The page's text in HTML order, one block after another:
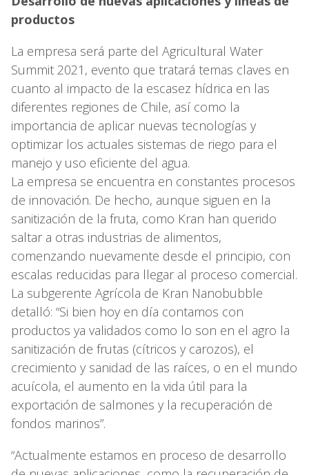
productos
La empresa será parte del Agricultural Water
Summit 2021, evento que tratará temas claves en
cuanto al impacto de la escasez hídrica en las
diferentes regiones de Chile, así como la
importancia de aplicar nuevas tecnologías y
optimizar los actuales sistemas de riego para el
manejo y uso eficiente del agua.
La empresa se encuentra en constantes procesos
de innovación. De hecho, aunque siguen en la
sanitización de la fruta, como Kran han querido
saltar a otras industrias de alimentos,
comenzando nuevamente desde el principio, con
escalas reducidas para llegar al proceso comercial.
La subgerente Agrícola de Kran Nanobubble
detalló: “Si bien hoy en día contamos con
productos ya validados como lo son en el agro la
sanitización de frutas (cítricos y carozos), el
crecimiento y sanidad de las raíces, o en el mundo
acuícola, el aumento en la vida útil para la
exportación de salmones y la recuperación de
fondos marinos”.
“Actualmente estamos en proceso de desarrollo